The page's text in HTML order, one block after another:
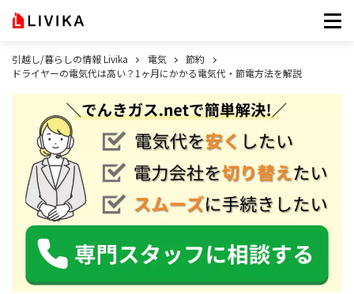
引越し/暮らしの情報 Livika 電気
節約
ドライヤーの電気代は高い？1ヶ月にかかる電気代・節電方法を解説